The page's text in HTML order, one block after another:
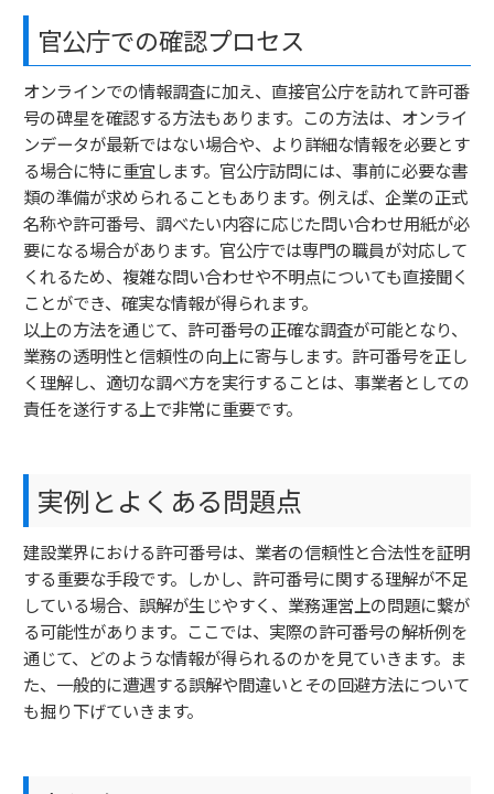
官公庁での確認プロセス
オンラインでの情報調査に加え、直接官公庁を訪れて許可番
号の碑星を確認する方法もあります。この方法は、オンライ
ンデータが最新ではない場合や、より詳細な情報を必要とす
る場合に特に重宜します。官公庁訪問には、事前に必要な書
類の準備が求められることもあります。例えば、企業の正式
名称や許可番号、調べたい内容に応じた問い合わせ用紙が必
要になる場合があります。官公庁では専門の職員が対応して
くれるため、複雑な問い合わせや不明点についても直接聞く
ことができ、確実な情報が得られます。
以上の方法を通じて、許可番号の正確な調査が可能となり、
業務の透明性と信頼性の向上に寄与します。許可番号を正し
く理解し、適切な調べ方を実行することは、事業者としての
責任を遂行する上で非常に重要です。
実例とよくある問題点
建設業界における許可番号は、業者の信頼性と合法性を証明
する重要な手段です。しかし、許可番号に関する理解が不足
している場合、誤解が生じやすく、業務運営上の問題に繋が
る可能性があります。ここでは、実際の許可番号の解析例を
通じて、どのような情報が得られるのかを見ていきます。ま
た、一般的に遭遇する誤解や間違いとその回避方法について
も掘り下げていきます。